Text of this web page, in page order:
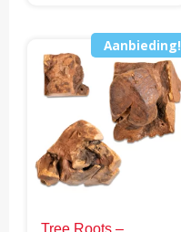
€15.95
heeft
meerdere
variaties.
optie
kan
gekozen
Aanbieding!